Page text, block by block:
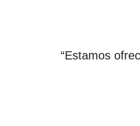
“Estamos